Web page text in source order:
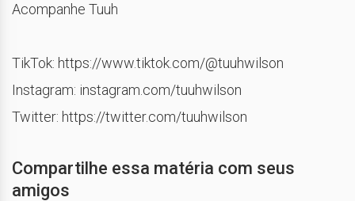
Acompanhe Tuuh
TikTok: https://www.tiktok.com/@tuuhwilson
Instagram: instagram.com/tuuhwilson
Twitter: https://twitter.com/tuuhwilson
Compartilhe essa matéria com seus
amigos